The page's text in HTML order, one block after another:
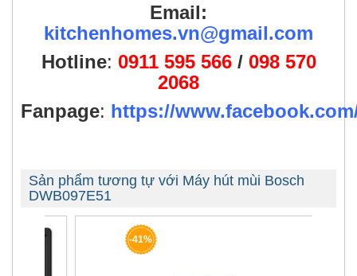
Email:
kitchenhomes.vn@gmail.com
Hotline: 0911 595 566/ 098 570
2068
Fanpage: https://
Sản phẩm tương tự với Máy hút mùi Bosch
DWB097E51
-41%